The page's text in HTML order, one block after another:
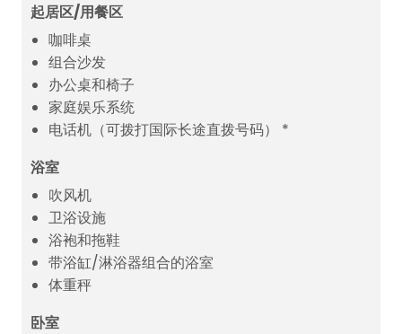
起居区/用餐区
咖啡桌
组合沙发
办公桌和椅子
家庭娱乐系统
电话机（可拨打国际长途直拨号码） *
浴室
吹风机
卫浴设施
浴袍和拖鞋
带浴缸/淋浴器组合的浴室
体重秤
卧室